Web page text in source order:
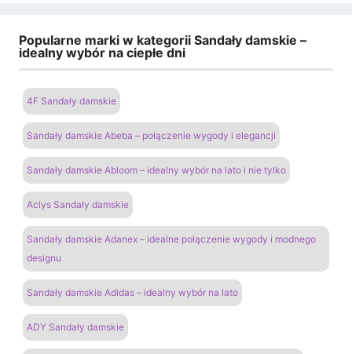
Popularne marki w kategorii Sandały damskie –
idealny wybór na ciepłe dni
4F Sandały damskie
Sandały damskie Abeba – połączenie wygody i elegancji
Sandały damskie Abloom – idealny wybór na lato i nie tylko
Aclys Sandały damskie
Sandały damskie Adanex – idealne połączenie wygody i modnego
designu
Sandały damskie Adidas – idealny wybór na lato
ADY Sandały damskie